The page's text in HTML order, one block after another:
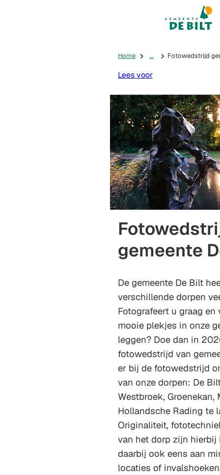
Mijn De Bilt
(Verwijst
Home ... Fotowedstrijd
Lees voor
gemeente
De gemeente De Bilt
verschillende dorpen
Fotografeert u graag
mooie plekjes in onze
leggen? Doe dan in
fotowedstrijd van
er bij de fotowedstrijd
van onze dorpen: De
Westbroek,
Hollandsche Rading te
Originaliteit,
van het dorp zijn hierbij
daarbij ook eens aan
locaties of